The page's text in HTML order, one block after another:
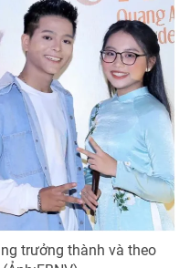
Việt Nam
trưởng thành và theo